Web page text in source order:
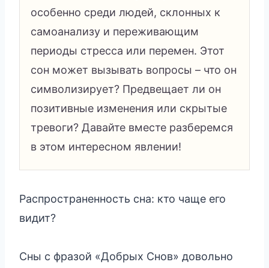
особенно среди людей, склонных к
самоанализу и переживающим
периоды стресса или перемен. Этот
сон может вызывать вопросы – что он
символизирует? Предвещает ли он
позитивные изменения или скрытые
тревоги? Давайте вместе разберемся
в этом интересном явлении!
Распространенность сна: кто чаще его
видит?
Сны с фразой «Добрых Снов» довольно